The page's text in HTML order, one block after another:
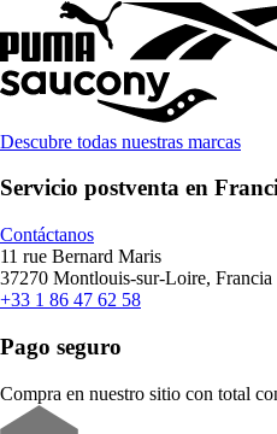
Descubre todas nuestras marcas
Servicio postventa en
Contáctanos
11 rue Bernard Maris
37270 Montlouis-sur-Loire, Francia
+33 1 86 47 62 58
Pago seguro
Compra en nuestro sitio con total